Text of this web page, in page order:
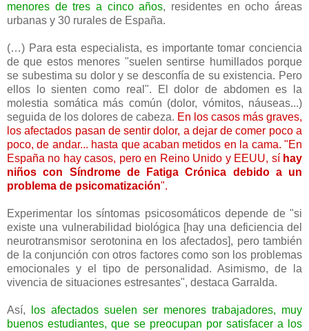
menores de tres a cinco años, residentes en ocho áreas
urbanas y 30 rurales de España.
(…) Para esta especialista, es importante tomar conciencia
de que estos menores "suelen sentirse humillados porque
se subestima su dolor y se desconfía de su existencia. Pero
ellos lo sienten como real". El dolor de abdomen es la
molestia somática más común (dolor, vómitos, náuseas...)
seguida de los dolores de cabeza. En los casos más graves,
los afectados pasan de sentir dolor, a dejar de comer poco a
poco, de andar... hasta que acaban metidos en la cama. "En
España no hay casos, pero en Reino Unido y EEUU, sí hay
niños con Síndrome de Fatiga Crónica debido a un
problema de psicomatización".
Experimentar los síntomas psicosomáticos depende de "si
existe una vulnerabilidad biológica [hay una deficiencia del
neurotransmisor serotonina en los afectados], pero también
de la conjunción con otros factores como son los problemas
emocionales y el tipo de personalidad. Asimismo, de la
vivencia de situaciones estresantes", destaca Garralda.
Así,
los afectados suelen ser menores trabajadores, muy
buenos estudiantes, que se preocupan por satisfacer a los